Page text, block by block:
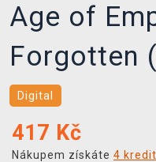
Age of
Forgotten
Digital
417 Kč
Nákupem získáte 4